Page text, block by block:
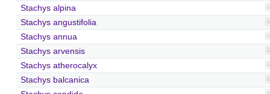
Stachys alpina
Stachys angustifolia
Stachys annua
Stachys arvensis
Stachys atherocalyx
Stachys balcanica